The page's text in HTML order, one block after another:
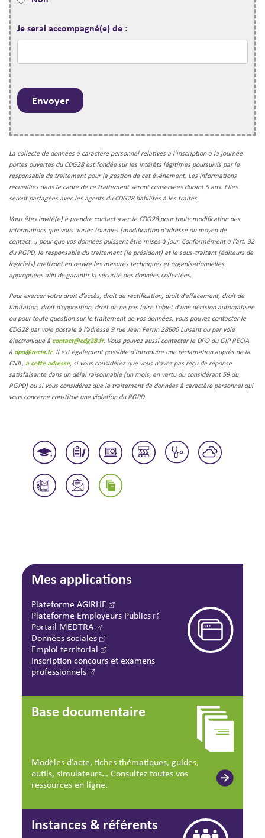
Je serai accompagné(e) de :
La collecte de données à caractère personnel relatives à l’inscription à la journée
portes ouvertes du CDG28 est fondée sur les intérêts légitimes poursuivis par le
responsable de traitement pour la gestion de cet événement. Les informations
recueillies dans le cadre de ce traitement seront conservées durant 5 ans. Elles
seront partagées avec les agents du CDG28 habilités à les traiter.
Vous êtes invité(e) à prendre contact avec le CDG28 pour toute modification des
informations que vous auriez fournies (modification d’adresse ou moyen de
contact…) pour que vos données puissent être mises à jour. Conformément à l’art. 32
du RGPD, le responsable du traitement (le président) et le sous-traitant (éditeurs de
logiciels) mettront en œuvre les mesures techniques et organisationnelles
appropriées afin de garantir la sécurité des données collectées.
Pour exercer votre droit d’accès, droit de rectification, droit d’effacement, droit de
limitation, droit d’opposition, droit de ne pas faire l’objet d’une décision automatisée
ou pour toute question sur le traitement de vos données, vous pouvez contacter le
CDG28 par voie postale à l’adresse 9 rue Jean Perrin 28600 Luisant ou par voie
électronique à contact@cdg28.fr. Vous pouvez aussi contacter le DPO du GIP RECIA
à dpo@recia.fr. Il est également possible d’introduire une réclamation auprès de la
CNIL,à cette adresse, si vous considérez que vous n’avez pas reçu de réponse
satisfaisante dans un délai raisonnable (un mois, en vertu du considérant 59 du
RGPD) ou si vous considérez que le traitement de données à caractère personnel qui
vous concerne constitue une violation du RGPD.
Mes applications
Plateforme AGIRHE
Plateforme Employeurs Publics
Portail MEDTRA
Données sociales
Emploi territorial
Inscription concours et examens
professionnels
Base documentaire
Modèles d’acte, fiches thématiques, guides,
outils, simulateurs… Consultez toutes vos
ressources en ligne.
Instances & référents